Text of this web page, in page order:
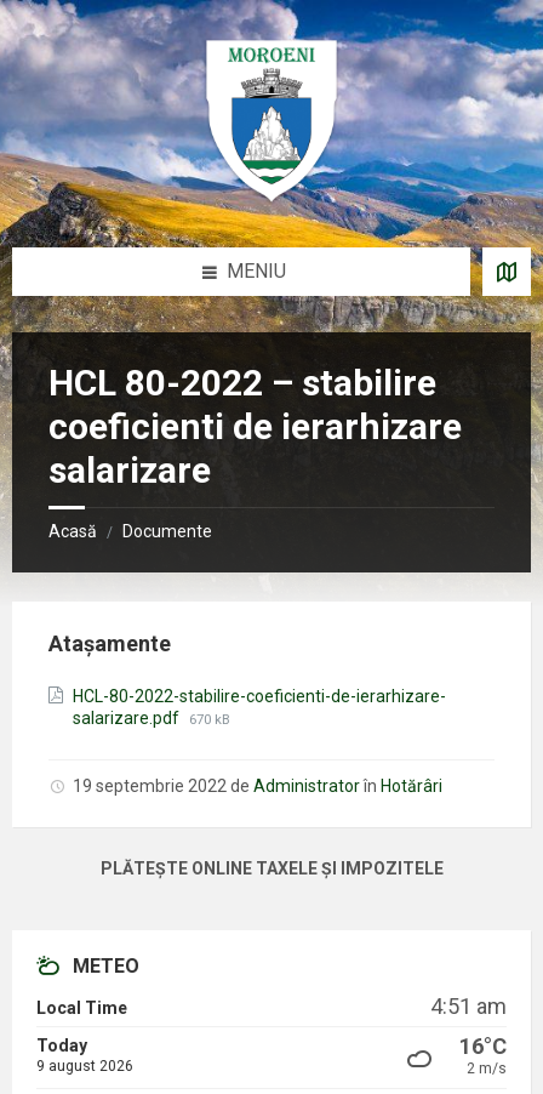
Sari
la
conținut
Salt
la
bara
laterală
stângă
Salt
la
bara
laterală
dreaptă
Salt
la
subsol
MENIU
HCL 80-2022 – stabilire
coeficienti de ierarhizare
salarizare
Acasă / Documente
Atașamente
HCL-80-2022-stabilire-coeficienti-de-ierarhizare-
salarizare.pdf Mărimea
670 kB
19 septembrie 2022 de Administratorîn Hotărâri
PLĂTEȘTE ONLINE TAXELE ȘI IMPOZITELE
METEO
Local Time 4:51 am
Today
9 august 2026
16°C
2 m/s